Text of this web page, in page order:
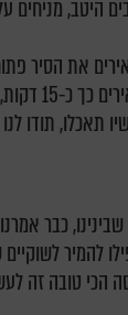
את הסיר
עם כיסוי
תאכלו, תודו
שבינינו, כבר
להמיר
הכי טובה זה